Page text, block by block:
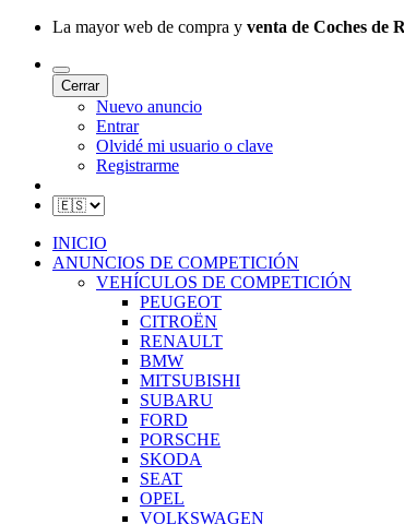
La mayor web de compra y venta de Coches de
Cerrar
Nuevo anuncio
Entrar
Olvidé mi usuario o clave
Registrarme
INICIO
ANUNCIOS DE COMPETICIÓN
VEHÍCULOS DE COMPETICIÓN
PEUGEOT
CITROËN
RENAULT
BMW
MITSUBISHI
SUBARU
FORD
PORSCHE
SKODA
SEAT
OPEL
VOLKSWAGEN